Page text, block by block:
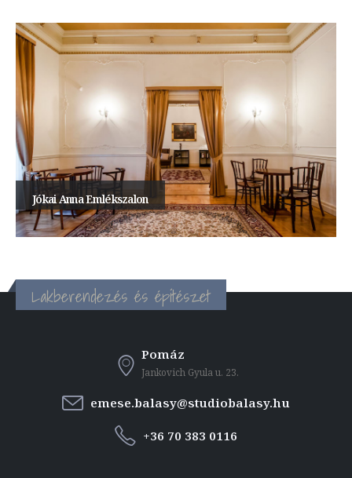
Jókai Anna Emlékszalon
Lakberendezés és építészet
Pomáz
Jankovich Gyula u. 23.
emese.balasy@studiobalasy.hu
+36 70 383 0116